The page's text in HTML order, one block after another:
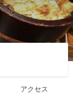
アクセス